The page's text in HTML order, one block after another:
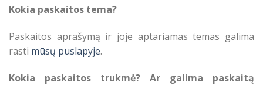
Kokia paskaitos tema?
Paskaitos aprašymą ir joje aptariamas temas galima
rasti mūsų puslapyje.
Kokia paskaitos trukmė? Ar galima paskaitą